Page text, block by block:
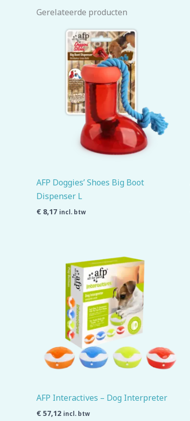
Gerelateerde producten
AFP Doggies’ Shoes Big Boot
Dispenser L
€ 8,17 incl. btw
AFP Interactives – Dog Interpreter
€ 57,12 incl. btw